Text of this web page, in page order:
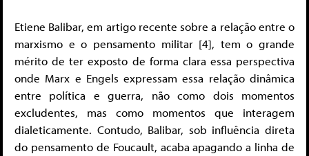
Etiene Balibar, em artigo recente sobre a relação entre o
marxismo e o pensamento militar [4], tem o grande
mérito de ter exposto de forma clara essa perspectiva
onde Marx e Engels expressam essa relação dinâmica
entre política e guerra, não como dois momentos
excludentes, mas como momentos que interagem
dialeticamente. Contudo, Balibar, sob influência direta
do pensamento de Foucault, acaba apagando a linha de